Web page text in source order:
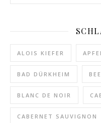
ALOIS KIEFER
BAD DÜRKHEIM
BLANC DE NOIR
CABERNET SAUVIGNON